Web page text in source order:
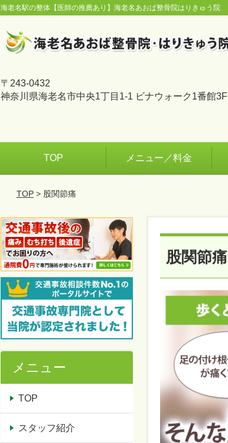
海老名駅の整体【医師の推薦あり】海老名あおば整骨院はりきゅう院
〒243-0432
神奈川県海老名市中央1丁目1-1 ビナウォーク1番館3F
TOP メニュー／料金
TOP> 股関節痛
股関節痛
メニュー
TOP
スタッフ紹介